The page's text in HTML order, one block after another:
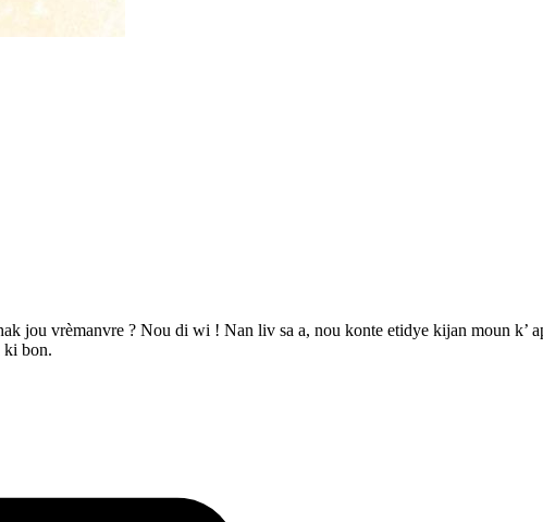
jou vrèmanvre ? Nou di wi ! Nan liv sa a, nou konte etidye kijan moun k’
ki bon.